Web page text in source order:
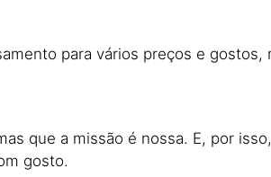
para vários preços e
que a missão é nossa. E, por
gosto.